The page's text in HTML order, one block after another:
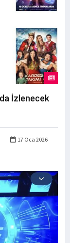
İzlenecek
17 Oca 2026